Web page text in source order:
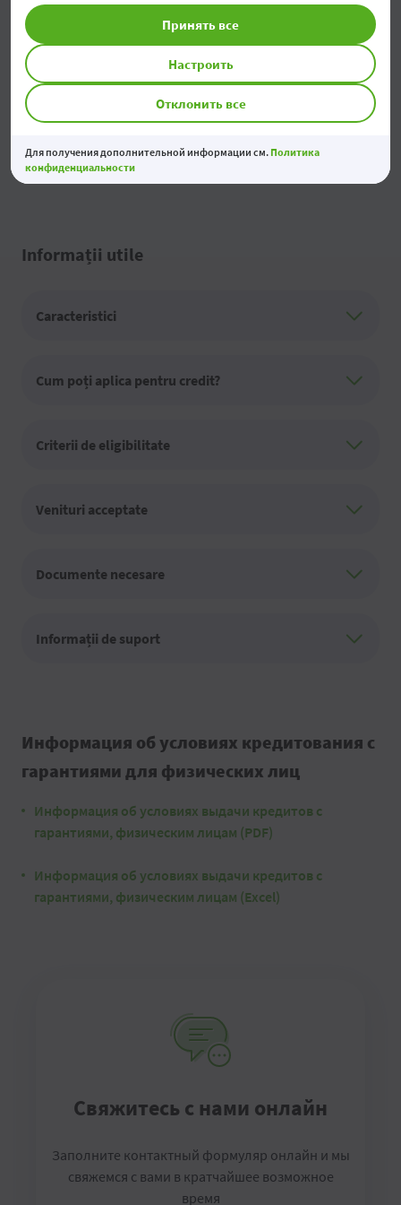
4. Această măsură nu se aplică apartamentelor individuale din clădirile cu
mai multe apartamente; aceasta trebuie implementată la nivelul întregii
5. Vehiculele electrice nu sunt eligibile în cadrul facilității.
6. Numai în cazul dacă acestea sunt combinate cu un sistem PV.
7. Permise numai în limita de 10% din costul total al proiectului, care
mai sus și electrocasnicele.
Informații utile
Caracteristici
Cum poți aplica pentru credit?
Criterii de eligibilitate
Venituri acceptate
Documente necesare
Informații de suport
Информация об условиях кредитования с
гарантиями для физических лиц
Информация об условиях выдачи кредитов с
гарантиями, физическим лицам (PDF)
Информация об условиях выдачи кредитов с
гарантиями, физическим лицам (Excel)
Свяжитесь с нами онлайн
Заполните контактный формуляр онлайн и мы
свяжемся с вами в кратчайшее возможное
время
Отклонить все
Настроить
Принять все
Для получения дополнительной информации см. Политика
конфиденциальности